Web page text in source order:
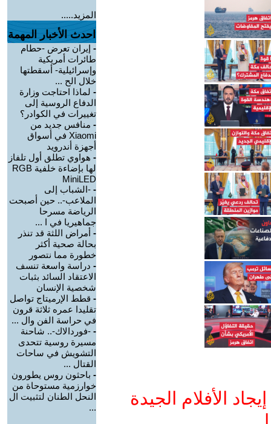
الأفلام الجيدة
المزيد.....
احدث الأخبار المهمة
- إيران تعرض -حطام
طائرات أمريكية
وإسرائيلية- أسقطتها
خلال الح ...
- لماذا احتاجت وزارة
الدفاع الروسية إلى
تغييرات في الكوادر؟
- منافس جديد من
Xiaomi في أسواق
أجهزة أندرويد
- هواوي تطلق أول تلفاز
لها بإضاءة خلفية RGB
MiniLED
- -الشباب إلى
الملاعب-.. حين أصبحت
الرياضة مسرحا
جماهيريا في ا ...
- أمراض اللثة قد تنذر
بحالة صحية أكثر
خطورة مما نتصور
- دراسة واسعة تنسف
الاعتقاد السائد بثبات
شخصية الإنسان
- قطط الإرميتاج تواصل
تقليدا عمره ثلاثة قرون
في حراسة الفن وال ...
- -فوردالاك-.. شاحنة
مسيرة روسية تتحدى
التشويش في ساحات
القتال ...
- باحثون روس يطورون
خوارزمية مستوحاة من
النحل الطنان لتثبيت ال
...